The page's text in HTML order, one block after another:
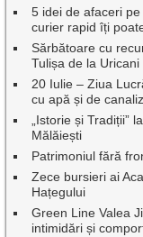
5 idei de afaceri
curier rapid îți
Sărbătoare cu
Tulișa de la Uricani
20 Iulie – Ziua
cu apă și de
„Istorie și Tradiții”
Mălăiești
Patrimoniul fără
Zece bursieri ai
Hațegului
Green Line Valea
intimidări și